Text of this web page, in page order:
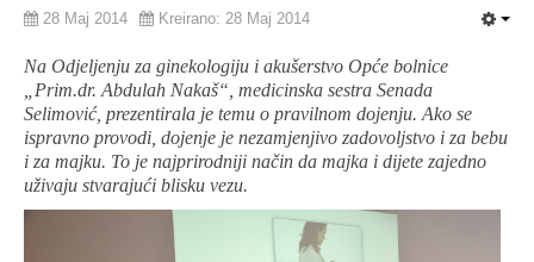
28 Maj 2014 Kreirano: 28 Maj 2014
Na Odjeljenju za ginekologiju i akušerstvo Opće bolnice
„Prim.dr. Abdulah Nakaš“, medicinska sestra Senada
Selimović, prezentirala je temu o pravilnom dojenju. Ako se
ispravno provodi, dojenje je nezamjenjivo zadovoljstvo i za bebu
i za majku. To je najprirodniji način da majka i dijete zajedno
uživaju stvarajući blisku vezu.